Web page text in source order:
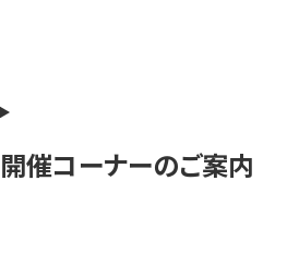
開催コーナーのご案内